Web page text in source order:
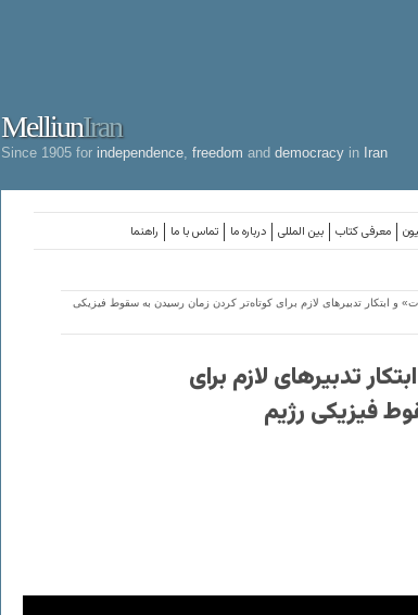
MelliunIran
Since 1905 for independence freedom and democracy in Iran
راهنما تماس با ما درباره ما بین المللی معرفی کتاب
و ابتکار تدبیرهای لازم برای کوتاه‌تر کردن زمان رسیدن به سقوط فیزیکی
تدبیرهای لازم برای
فیزیکی رژیم